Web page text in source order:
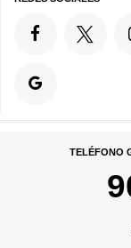
TELÉFONO